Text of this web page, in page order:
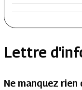
Lettre
Ne manquez